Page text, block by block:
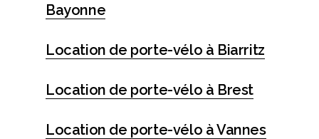
Bayonne
Location de porte-vélo à Biarritz
Location de porte-vélo à Brest
Location de porte-vélo à Vannes